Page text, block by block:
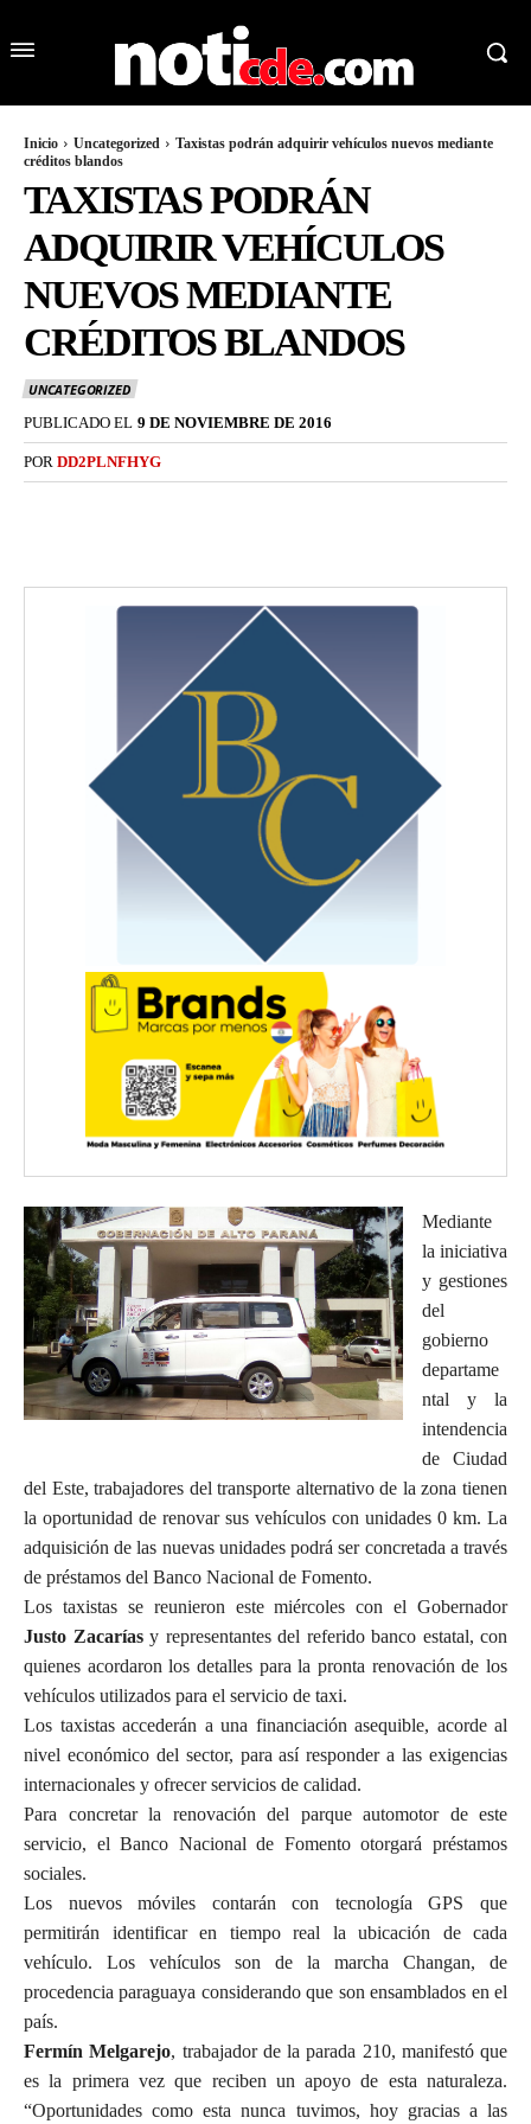
Inicio Uncategorized
Taxistas podrán adquirir vehículos nuevos mediante
créditos blandos
TAXISTAS PODRÁN
ADQUIRIR VEHÍCULOS
NUEVOS MEDIANTE
CRÉDITOS BLANDOS
UNCATEGORIZED
PUBLICADO EL 9 DE NOVIEMBRE DE 2016
POR DD2PLNFHYG
Mediante
la iniciativa
y gestiones
del
gobierno
departame
ntal y la
intendencia
de Ciudad
del Este, trabajadores del transporte alternativo de la zona tienen
la oportunidad de renovar sus vehículos con unidades 0 km. La
adquisición de las nuevas unidades podrá ser concretada a través
de préstamos del Banco Nacional de Fomento.
Los taxistas se reunieron este miércoles con el Gobernador
Justo Zacaríasy representantes del referido banco estatal, con
quienes acordaron los detalles para la pronta renovación de los
vehículos utilizados para el servicio de taxi.
Los taxistas accederán a una financiación asequible, acorde al
nivel económico del sector, para así responder a las exigencias
internacionales y ofrecer servicios de calidad.
Para concretar la renovación del parque automotor de este
servicio, el Banco Nacional de Fomento otorgará préstamos
sociales.
Los nuevos móviles contarán con tecnología GPS que
permitirán identificar en tiempo real la ubicación de cada
vehículo. Los vehículos son de la marcha Changan, de
procedencia paraguaya considerando que son ensamblados en el
país.
Fermín Melgarejo, trabajador de la parada 210, manifestó que
es la primera vez que reciben un apoyo de esta naturaleza.
“Oportunidades como esta nunca tuvimos, hoy gracias a las